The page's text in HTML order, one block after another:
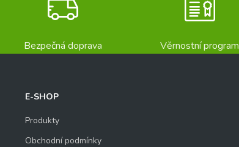
Bezpečná doprava Věrnostní program
E-SHOP
Produkty
Obchodní podmínky